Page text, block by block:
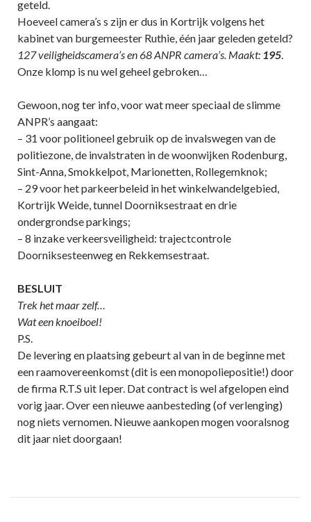
geteld.
Hoeveel camera’s s zijn er dus in Kortrijk volgens het
kabinet van burgemeester Ruthie, één jaar geleden geteld?
127 veiligheidscamera’s en 68 ANPR camera’s. Maakt: 195.
Onze klomp is nu wel geheel gebroken…
Gewoon, nog ter info, voor wat meer speciaal de slimme
ANPR’s aangaat:
– 31 voor politioneel gebruik op de invalswegen van de
politiezone, de invalstraten in de woonwijken Rodenburg,
Sint-Anna, Smokkelpot, Marionetten, Rollegemknok;
– 29 voor het parkeerbeleid in het winkelwandelgebied,
Kortrijk Weide, tunnel Doorniksestraat en drie
ondergrondse parkings;
– 8 inzake verkeersveiligheid: trajectcontrole
Doorniksesteenweg en Rekkemsestraat.
BESLUIT
Trek het maar zelf…
Wat een knoeiboel!
P.S.
De levering en plaatsing gebeurt al van in de beginne met
een raamovereenkomst (dit is een monopoliepositie!) door
de firma R.T.S uit Ieper. Dat contract is wel afgelopen eind
vorig jaar. Over een nieuwe aanbesteding (of verlenging)
nog niets vernomen. Nieuwe aankopen mogen vooralsnog
dit jaar niet doorgaan!